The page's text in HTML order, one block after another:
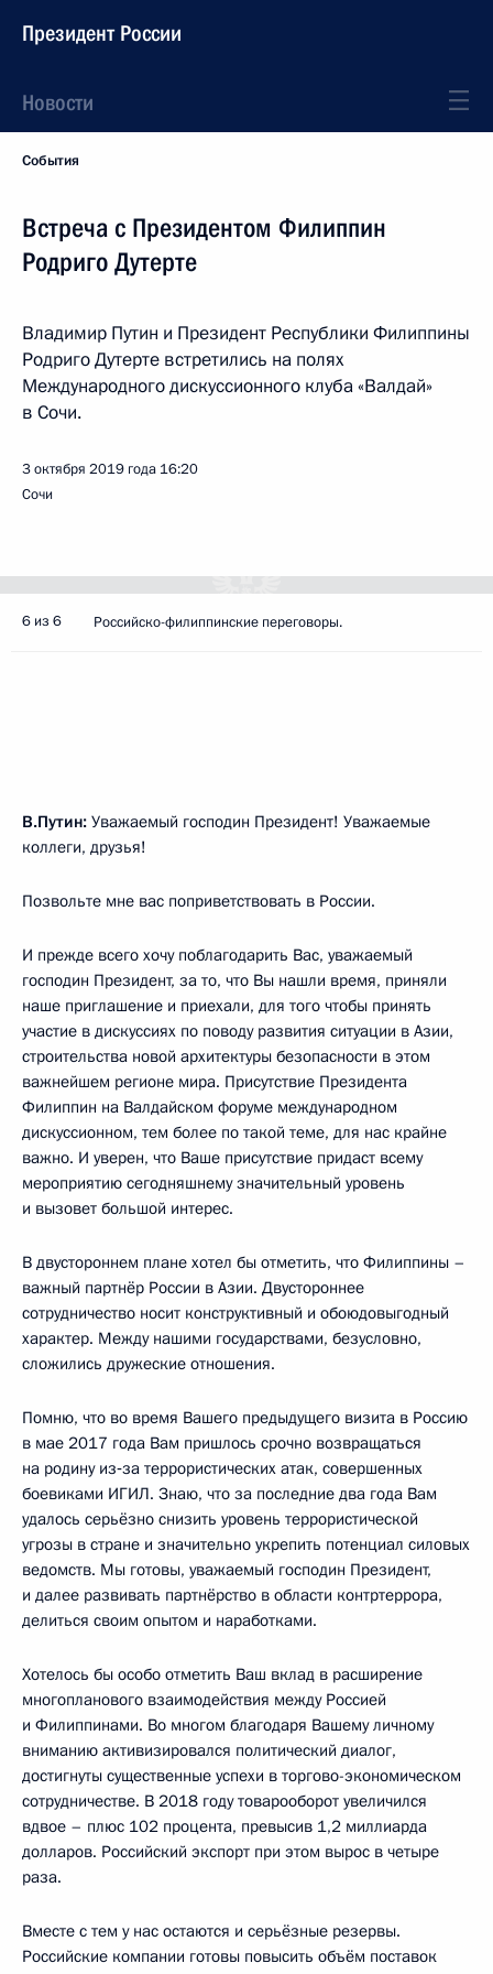
Президент России
Новости
События
Встреча с Президентом Филиппин
Родриго Дутерте
Владимир Путин и Президент Республики Филиппины
Родриго Дутерте встретились на полях
Международного дискуссионного клуба «Валдай»
в Сочи.
3 октября 2019 года 16:20
Сочи
6 из 6 Российско-филиппинские переговоры.
В.Путин: Уважаемый господин Президент! Уважаемые
коллеги, друзья!
Позвольте мне вас поприветствовать в России.
И прежде всего хочу поблагодарить Вас, уважаемый
господин Президент, за то, что Вы нашли время, приняли
наше приглашение и приехали, для того чтобы принять
участие в дискуссиях по поводу развития ситуации в Азии,
строительства новой архитектуры безопасности в этом
важнейшем регионе мира. Присутствие Президента
Филиппин на Валдайском форуме международном
дискуссионном, тем более по такой теме, для нас крайне
важно. И уверен, что Ваше присутствие придаст всему
мероприятию сегодняшнему значительный уровень
и вызовет большой интерес.
В двустороннем плане хотел бы отметить, что Филиппины –
важный партнёр России в Азии. Двустороннее
сотрудничество носит конструктивный и обоюдовыгодный
характер. Между нашими государствами, безусловно,
сложились дружеские отношения.
Помню, что во время Вашего предыдущего визита в Россию
в мае 2017 года Вам пришлось срочно возвращаться
на родину из‑за террористических атак, совершенных
боевиками ИГИЛ. Знаю, что за последние два года Вам
удалось серьёзно снизить уровень террористической
угрозы в стране и значительно укрепить потенциал силовых
ведомств. Мы готовы, уважаемый господин Президент,
и далее развивать партнёрство в области контртеррора,
делиться своим опытом и наработками.
Хотелось бы особо отметить Ваш вклад в расширение
многопланового взаимодействия между Россией
и Филиппинами. Во многом благодаря Вашему личному
вниманию активизировался политический диалог,
достигнуты существенные успехи в торгово-экономическом
сотрудничестве. В 2018 году товарооборот увеличился
вдвое – плюс 102 процента, превысив 1,2 миллиарда
долларов. Российский экспорт при этом вырос в четыре
раза.
Вместе с тем у нас остаются и серьёзные резервы.
Российские компании готовы повысить объём поставок